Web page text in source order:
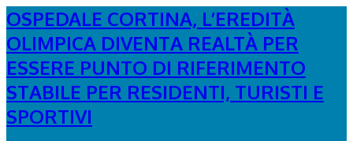
OSPEDALE CORTINA, L’EREDITÀ
OLIMPICA DIVENTA REALTÀ PER
ESSERE PUNTO DI RIFERIMENTO
STABILE PER RESIDENTI, TURISTI E
SPORTIVI